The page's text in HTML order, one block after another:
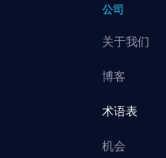
公司
关于我们
博客
术语表
机会